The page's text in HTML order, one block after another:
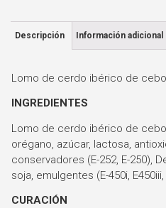
Descripción Información adicional
Lomo de cerdo ibérico de
INGREDIENTES
Lomo de cerdo ibérico de
orégano, azúcar, lactosa,
conservadores (E-252, E-250),
soja, emulgentes (E-450i,
CURACIÓN